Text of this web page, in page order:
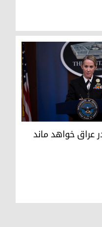
وزارت دفاع آمریکا
عراق خواهد ماند